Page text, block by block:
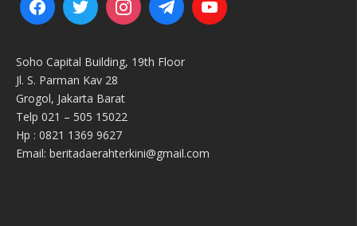
Soho Capital Building, 19th Floor
Jl. S. Parman Kav 28
Grogol, Jakarta Barat
Telp 021 – 505 15022
Hp : 0821 1369 9627
Email: beritadaerahterkini@gmail.com